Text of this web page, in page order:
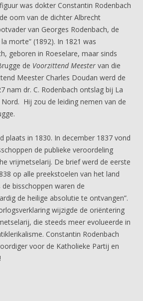
was dokter Constantin Rodenbach
oom van de dichter Albrecht
van Georges Rodenbach, de
morte” (1892). In 1821 was
geboren in Roeselare, maar sinds
de Voorzittend Meester van die
Meester Charles Doudan werd de
nam dr. C. Rodenbach ontslag bij La
Hij zou de leiding nemen van de
plaats in 1830. In december 1837 vond
de publieke veroordeling
vrijmetselarij. De brief werd de eerste
op alle preekstoelen van het land
bisschoppen waren de
de heilige absolutie te ontvangen”.
wijzigde de oriëntering
die steeds meer evolueerde in
Constantin Rodenbach
voor de Katholieke Partij en